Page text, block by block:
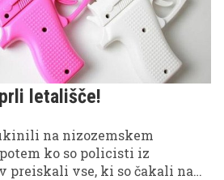
letališče!
na nizozemskem
ko so policisti iz
preiskali vse, ki so čakali na